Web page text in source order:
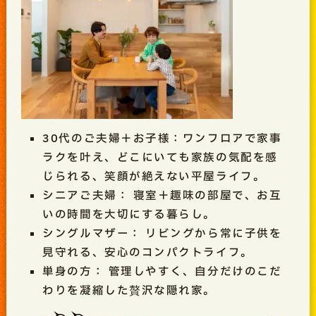
30代のご夫婦＋お子様：ワンフロアで家事
ラクを叶え、どこにいても家族の気配を感
じられる、笑顔が絶えない平屋ライフ。
シニアご夫婦： 寝室＋趣味の部屋で、お互
いの時間を大切にする暮らし。
シングルマザー： リビングから常に子供を
見守れる、安心のコンパクトライフ。
単身の方： 管理しやすく、自分だけのこだ
わりを凝縮した贅沢な隠れ家。